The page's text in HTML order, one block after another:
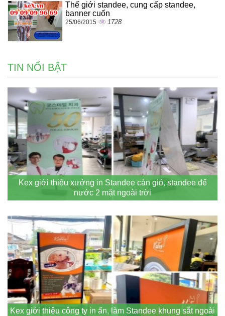
Thế giới standee, cung cấp standee,
banner cuốn
25/06/2015 1728
TIN NỔI BẬT
Kex giới thiệu xưởng in Standee cản gió, standee đế
nước 2 mặt ngoài trời
Kex giới thiệu công ty in ấn, làm Standee khung sắt ngoài